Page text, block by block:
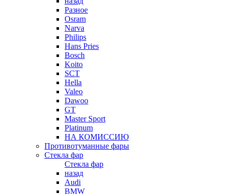
Разное
Osram
Narva
Philips
Hans Pries
Bosch
Koito
SCT
Hella
Valeo
Dawoo
GT
Master Sport
Platinum
НА КОМИССИЮ
Противотуманные фары
Стекла фар
Стекла фар
назад
Audi
BMW